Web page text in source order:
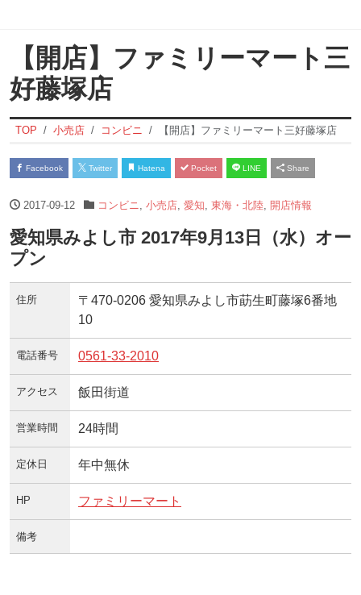
【開店】ファミリーマート三
好藤塚店
TOP 小売店 コンビニ 【開店】ファミリーマート三好藤塚店
Facebook Twitter Hatena Pocket LINE Share
2017-09-12 コンビニ 小売店, 愛知 東海・北陸, 開店情報
愛知県みよし市 2017年9月13日（水）オー
プン
住所
〒470-0206 愛知県みよし市莇生町藤塚6番地
10
電話番号 0561-33-2010
アクセス 飯田街道
営業時間 24時間
定休日 年中無休
HP ファミリーマート
備考